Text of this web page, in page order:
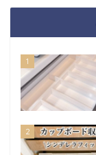
1
2